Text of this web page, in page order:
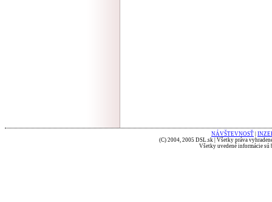
NÁVŠTEVNOSŤ
(C) 2004, 2005 DSL.sk | Všetky práva
Všetky uvedené informácie sú